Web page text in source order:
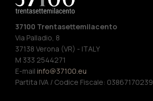
37100 Trentasettemilacento
Via Palladio, 8
37138 Verona (VR) - ITALY
M 333 2544271
E-mail info@37100.eu
Partita IVA / Codice Fiscale: 03867170239